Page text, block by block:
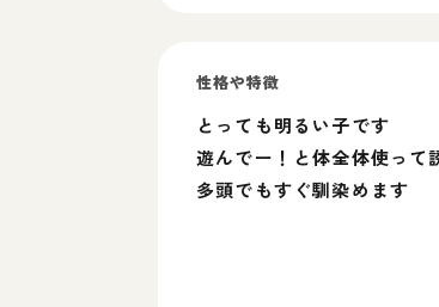
性格や特徴
とっても明るい子です
遊んでー！と体全体使って
多頭でもすぐ馴染めます